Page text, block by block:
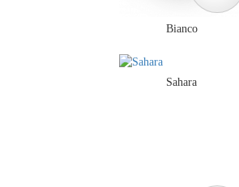
Bianco
Sahara